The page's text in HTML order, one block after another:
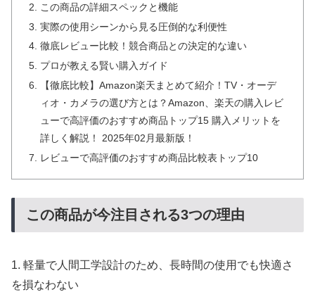
この商品の詳細スペックと機能
実際の使用シーンから見る圧倒的な利便性
徹底レビュー比較！競合商品との決定的な違い
プロが教える賢い購入ガイド
【徹底比較】Amazon楽天まとめて紹介！TV・オーデ
ィオ・カメラの選び方とは？Amazon、楽天の購入レビ
ューで高評価のおすすめ商品トップ15 購入メリットを
詳しく解説！ 2025年02月最新版！
レビューで高評価のおすすめ商品比較表トップ10
この商品が今注目される3つの理由
1. 軽量で人間工学設計のため、長時間の使用でも快適さ
を損なわない